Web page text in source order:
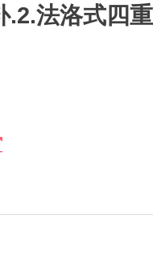
法洛式四